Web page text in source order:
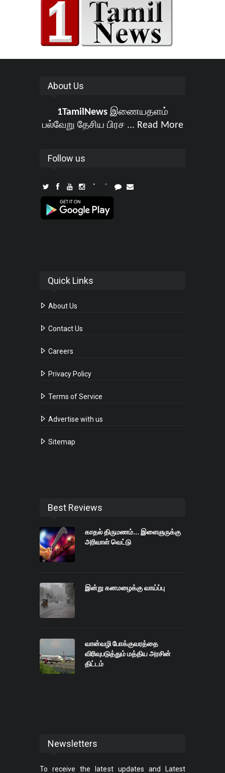
About Us
1TamilNewsஇணையதளம்
பல்வேறு தேசிய பிரச ... Read More
Follow us
Quick Links
About Us
Contact Us
Careers
Privacy Policy
Terms of Service
Advertise with us
Sitemap
Best Reviews
காதல் திருமணம்... இளைஞருக்கு
அரிவாள் வெட்டு
இன்று கனமழைக்கு வாய்ப்பு
வான்வழி போக்குவரத்தை
விரிவுபடுத்தும் மத்திய அரசின்
திட்டம்
Newsletters
To receive the latest updates and Latest